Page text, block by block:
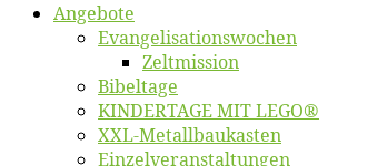
An­ge­bo­te
Evangelisa­tions­wo­chen
Zelt­mis­si­on
Bi­bel­ta­ge
KINDERTAGE MIT LEGO®
XXL-Me­­tal­l­­bau­­kas­­ten
Einzelver­an­stal­tungen